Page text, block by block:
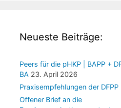
Neueste Beiträge:
Peers für die pHKP | BAPP +
BA 23. April 2026
Praxisempfehlungen der DFPP
Offener Brief an die